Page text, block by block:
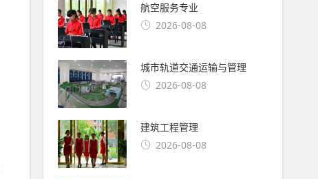
航空服务专业
2026-08-08
城市轨道交通运输与管理
2026-08-08
建筑工程管理
2026-08-08